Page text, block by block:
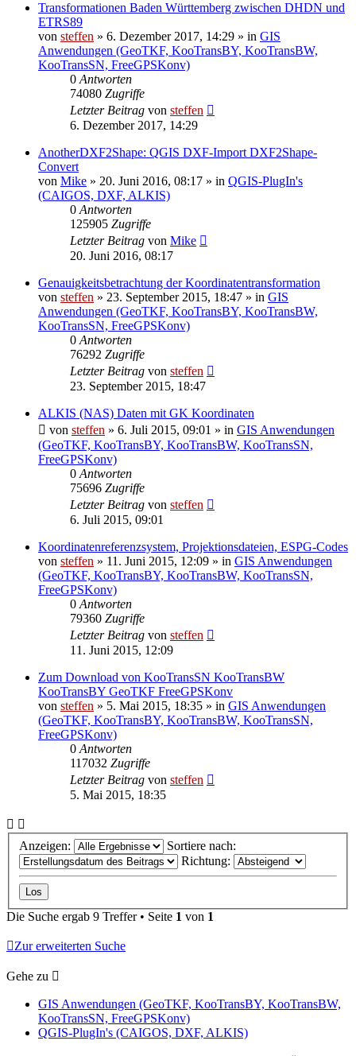
Transformationen Baden Württemberg zwischen DHDN und
ETRS89
von steffen » 6. Dezember 2017, 14:29 » in GIS
Anwendungen (GeoTKF, KooTransBY, KooTransBW,
KooTransSN, FreeGPSKonv)
0 Antworten
74080 Zugriffe
Letzter Beitrag von steffen
6. Dezember 2017, 14:29
AnotherDXF2Shape: QGIS DXF-Import DXF2Shape-
Convert
von Mike » 20. Juni 2016, 08:17 » in QGIS-PlugIn's
(CAIGOS, DXF, ALKIS)
0 Antworten
125905 Zugriffe
Letzter Beitrag von Mike
20. Juni 2016, 08:17
Genauigkeitsbetrachtung der Koordinatentransformation
von steffen » 23. September 2015, 18:47 » in GIS
Anwendungen (GeoTKF, KooTransBY, KooTransBW,
KooTransSN, FreeGPSKonv)
0 Antworten
76292 Zugriffe
Letzter Beitrag von steffen
23. September 2015, 18:47
ALKIS (NAS) Daten mit GK Koordinaten
von steffen » 6. Juli 2015, 09:01 » in GIS Anwendungen
(GeoTKF, KooTransBY, KooTransBW, KooTransSN,
FreeGPSKonv)
0 Antworten
75696 Zugriffe
Letzter Beitrag von steffen
6. Juli 2015, 09:01
Koordinatenreferenzsystem, Projektionsdateien, ESPG-Codes
von steffen » 11. Juni 2015, 12:09 » in GIS Anwendungen
(GeoTKF, KooTransBY, KooTransBW, KooTransSN,
FreeGPSKonv)
0 Antworten
79360 Zugriffe
Letzter Beitrag von steffen
11. Juni 2015, 12:09
Zum Download von KooTransSN KooTransBW
KooTransBY GeoTKF FreeGPSKonv
von steffen » 5. Mai 2015, 18:35 » in GIS Anwendungen
(GeoTKF, KooTransBY, KooTransBW, KooTransSN,
FreeGPSKonv)
0 Antworten
117032 Zugriffe
Letzter Beitrag von steffen
5. Mai 2015, 18:35
Anzeigen:
Sortiere nach:
Richtung:
Die Suche ergab 9 Treffer • Seite 1 von 1
Zur erweiterten Suche
Gehe zu
GIS Anwendungen (GeoTKF, KooTransBY, KooTransBW,
KooTransSN, FreeGPSKonv)
QGIS-PlugIn's (CAIGOS, DXF, ALKIS)